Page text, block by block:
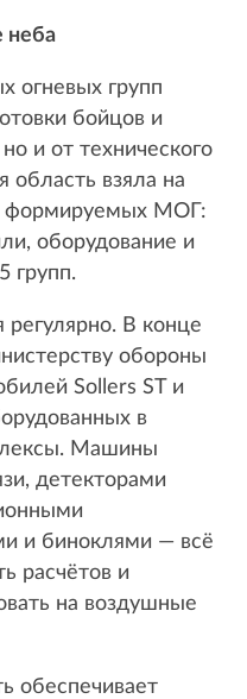
неба
огневых групп
бойцов и
и от технического
область взяла на
формируемых МОГ:
оборудование и
групп.
регулярно. В конце
обороны
Sollers ST и
в
Машины
детекторами
и биноклями — всё
расчётов и
на воздушные
обеспечивает